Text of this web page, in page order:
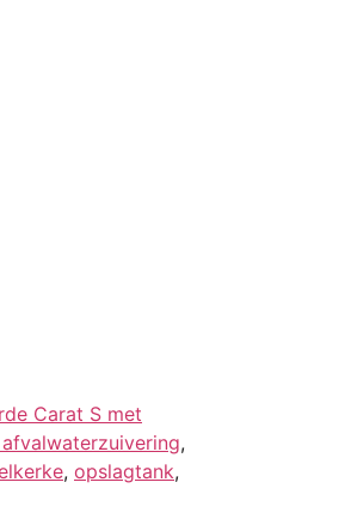
Carat S met
,
, opslagtank,